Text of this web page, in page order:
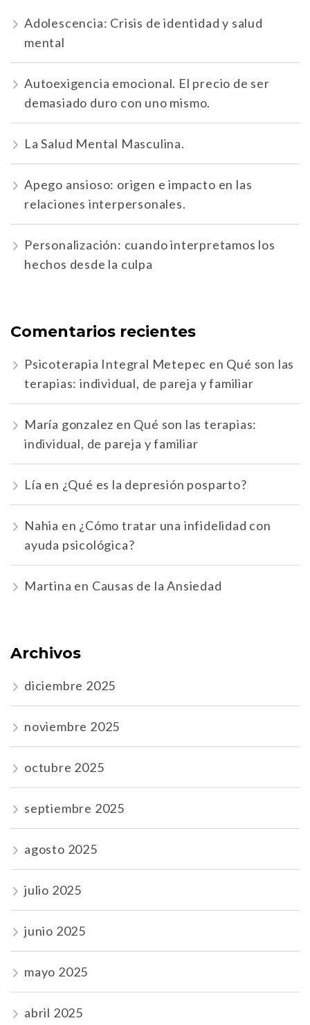
Adolescencia: Crisis de identidad y salud
mental
Autoexigencia emocional. El precio de ser
demasiado duro con uno mismo.
La Salud Mental Masculina.
Apego ansioso: origen e impacto en las
relaciones interpersonales.
Personalización: cuando interpretamos los
hechos desde la culpa
Comentarios recientes
Psicoterapia Integral Metepec en Qué son las
terapias: individual, de pareja y familiar
María gonzalez en Qué son las terapias:
individual, de pareja y familiar
Lía en ¿Qué es la depresión posparto?
Nahia en ¿Cómo tratar una infidelidad con
ayuda psicológica?
Martina en Causas de la Ansiedad
Archivos
diciembre 2025
noviembre 2025
octubre 2025
septiembre 2025
agosto 2025
julio 2025
junio 2025
mayo 2025
abril 2025